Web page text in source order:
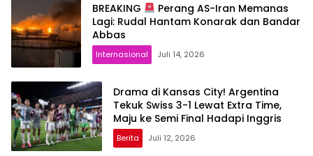
BREAKING
Perang AS-Iran Memanas
Lagi: Rudal Hantam Konarak dan Bandar
Abbas
Internasional Juli 14, 2026
Drama di Kansas City! Argentina
Tekuk Swiss 3-1 Lewat Extra Time,
Maju ke Semi Final Hadapi Inggris
Berita Juli 12, 2026